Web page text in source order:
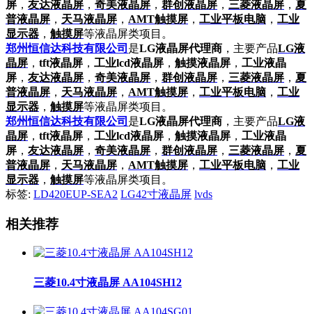
屏 ， 友达液晶屏 ， 奇美液晶屏 ， 群创液晶屏 ， 三菱液晶屏 ， 夏
普液晶屏 ， 天马液晶屏 ， AMT触摸屏 ， 工业平板电脑 ， 工业
显示器 ， 触摸屏等液晶屏类项目。
郑州恒信达科技有限公司 是LG液晶屏代理商 ，主要产品LG液
晶屏 ， tft液晶屏 ， 工业lcd液晶屏 ， 触摸液晶屏 ， 工业液晶
屏 ， 友达液晶屏 ， 奇美液晶屏 ， 群创液晶屏 ， 三菱液晶屏 ， 夏
普液晶屏 ， 天马液晶屏 ， AMT触摸屏 ， 工业平板电脑 ， 工业
显示器 ， 触摸屏等液晶屏类项目。
郑州恒信达科技有限公司 是LG液晶屏代理商 ，主要产品LG液
晶屏 ， tft液晶屏 ， 工业lcd液晶屏 ， 触摸液晶屏 ， 工业液晶
屏 ， 友达液晶屏 ， 奇美液晶屏 ， 群创液晶屏 ， 三菱液晶屏 ， 夏
普液晶屏 ， 天马液晶屏 ， AMT触摸屏 ， 工业平板电脑 ， 工业
显示器 ， 触摸屏等液晶屏类项目。
标签: LD420EUP-SEA2 LG42寸液晶屏 lvds
相关推荐
三菱10.4寸液晶屏 AA104SH12